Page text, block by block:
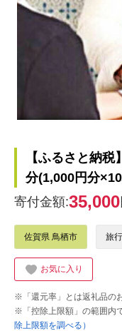
【ふるさと納
分(1,000円分
寄付金額:35,000
佐賀県 鳥栖市 旅
お気に入り
※「還元率」とは返礼品の
※「控除上限額」の範囲内
除上限額を調べる）